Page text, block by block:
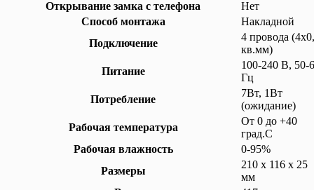
Открывание замка с телефона
Нет
Способ монтажа
Накладной
Подключение
4 провода
кв.мм)
Питание
100-240 В, 50-
Гц
Потребление
7Вт, 1Вт
(ожидание)
Рабочая температура
От 0 до +40
град.С
Рабочая влажность
0-95%
Размеры
210 х 116 х 25
мм